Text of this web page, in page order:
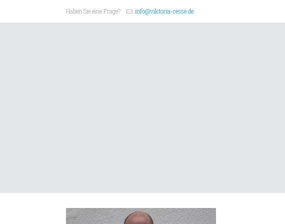
Haben Sie eine Frage? info@viktoria-resse.de